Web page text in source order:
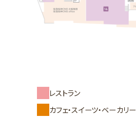
レストラン
カフェ・スイーツ・ベーカリー